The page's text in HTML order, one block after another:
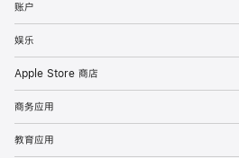
账户
娱乐
Apple Store 商店
商务应用
教育应用